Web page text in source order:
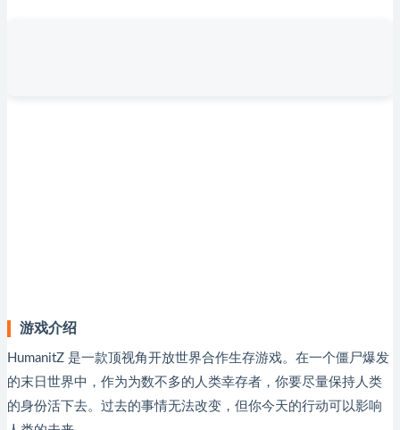
游戏介绍
HumanitZ 是一款顶视角开放世界合作生存游戏。在一个僵尸爆发
的末日世界中，作为为数不多的人类幸存者，你要尽量保持人类
的身份活下去。过去的事情无法改变，但你今天的行动可以影响